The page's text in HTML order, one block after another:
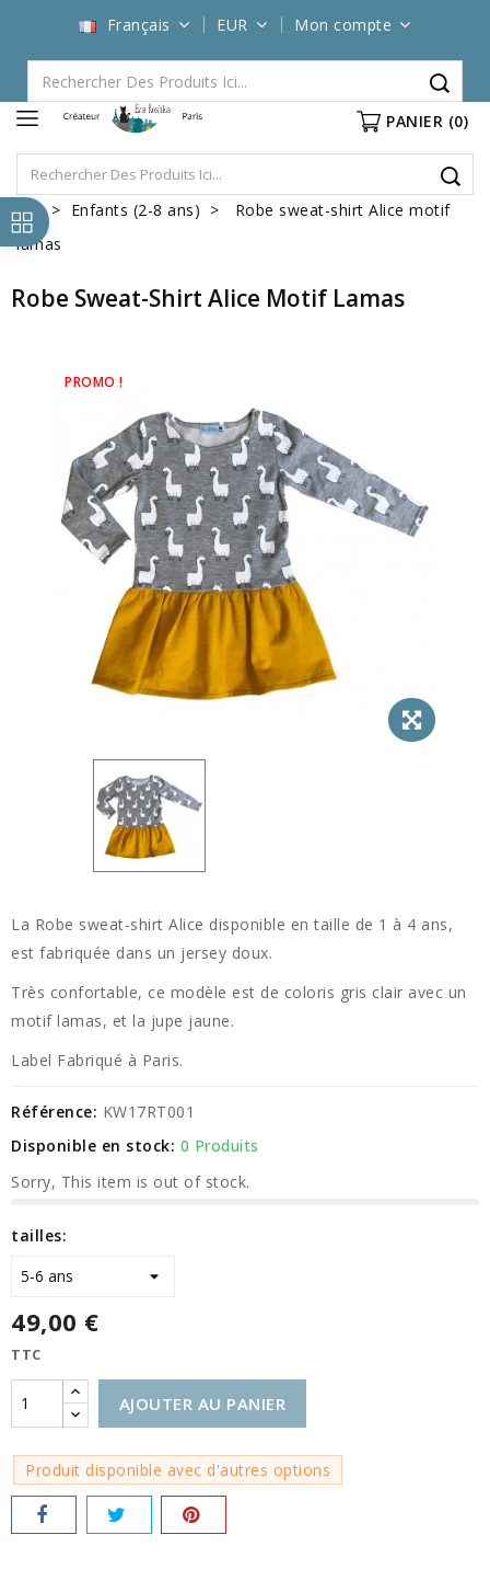
Français EUR Mon compte
PANIER (0)
Enfants (2-8 ans)
Robe sweat-shirt Alice motif
lamas
Robe Sweat-Shirt Alice Motif Lamas
PROMO !
La Robe sweat-shirt Alice disponible en taille de 1 à 4 ans,
est fabriquée dans un jersey doux.
Très confortable, ce modèle est de coloris gris clair avec un
motif lamas, et la jupe jaune.
Label Fabriqué à Paris.
Référence: KW17RT001
Disponible en stock: 0 Produits
Sorry, This item is out of stock.
tailles:
49,00 €
TTC
AJOUTER AU PANIER
Produit disponible avec d'autres options